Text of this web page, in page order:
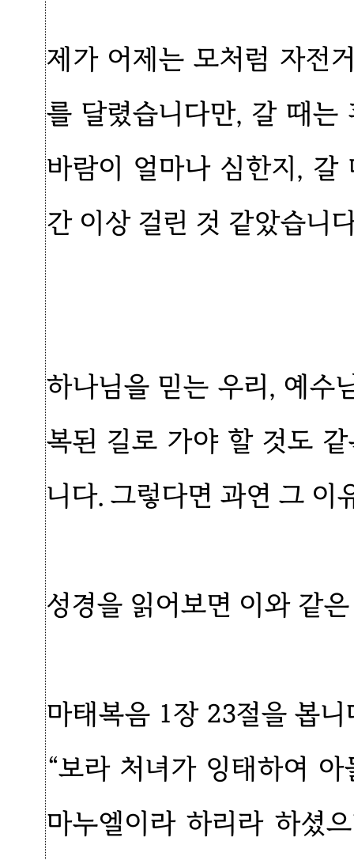
제가 어제는 모처럼 자전
를 달렸습니다만, 갈 때는
바람이 얼마나 심한지,
간 이상 걸린 것 같았습니
하나님을 믿는 우리, 예수
복된 길로 가야 할 것도
니다. 그렇다면 과연 그 이
성경을 읽어보면 이와 같
마태복음 1장 23절을 봅니
“보라 처녀가 잉태하여
마누엘이라 하리라 하셨